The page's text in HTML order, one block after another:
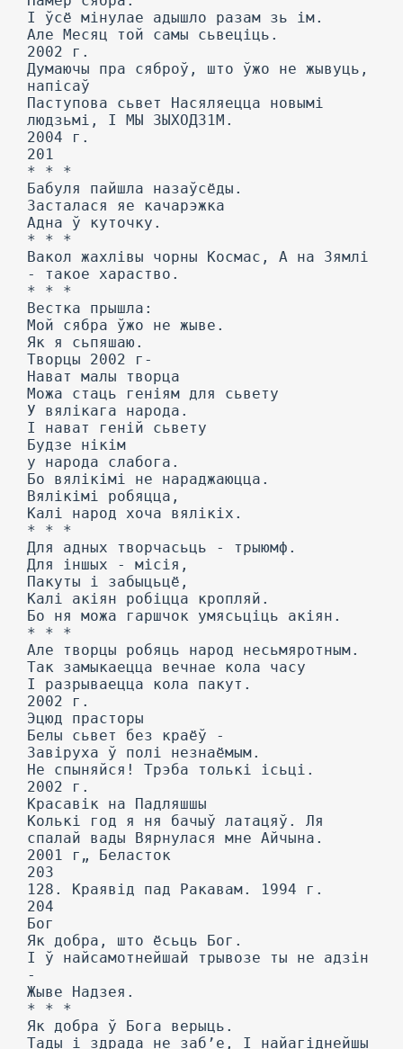
I ўсё мінулае адышло разам зь ім.
Але Месяц той самы сьвеціць.
2002 г.
Думаючы пра сяброў, што ўжо не жывуць,
напісаў
Паступова сьвет Насяляецца новымі
людзьмі, I МЫ ЗЫХОД31М.
2004 г.
201
* * *
Бабуля пайшла назаўсёды.
Засталася яе качарэжка
Адна ў куточку.
* * *
Вакол жахлівы чорны Космас, А на Зямлі
- такое хараство.
* * *
Вестка прышла:
Мой сябра ўжо не жыве.
Як я сьпяшаю.
Творцы 2002 г-
Нават малы творца
Можа стаць геніям для сьвету
У вялікага народа.
I нават геній сьвету
Будзе нікім
у народа слабога.
Бо вялікімі не нараджаюцца.
Вялікімі робяцца,
Калі народ хоча вялікіх.
* * *
Для адных творчасьць - трыюмф.
Для іншых - місія,
Пакуты і забыцьцё,
Калі акіян робіцца кропляй.
Бо ня можа гаршчок умясьціць акіян.
* * *
Але творцы робяць народ несьмяротным.
Так замыкаецца вечнае кола часу
I разрываецца кола пакут.
2002 г.
Эцюд прасторы
Белы сьвет без краёў -
Завіруха ў полі незнаёмым.
He спыняйся! Трэба толькі ісьці.
2002 г.
Красавік на Падляшшы
Колькі год я ня бачыў латацяў. Ля
спалай вады Вярнулася мне Айчына.
2001 г„ Беласток
203
128. Краявід пад Ракавам. 1994 г.
204
Бог
Як добра, што ёсьць Бог.
I ў найсамотнейшай трывозе ты не адзін
-
Жыве Надзея.
* * *
Як добра ў Бога верыць.
Тады і здрада не заб’е, I найагіднейшы